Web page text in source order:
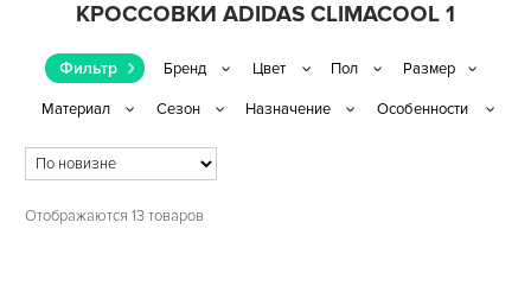
КРОССОВКИ ADIDAS CLIMACOOL 1
Фильтр
Отображаются 13 товаров